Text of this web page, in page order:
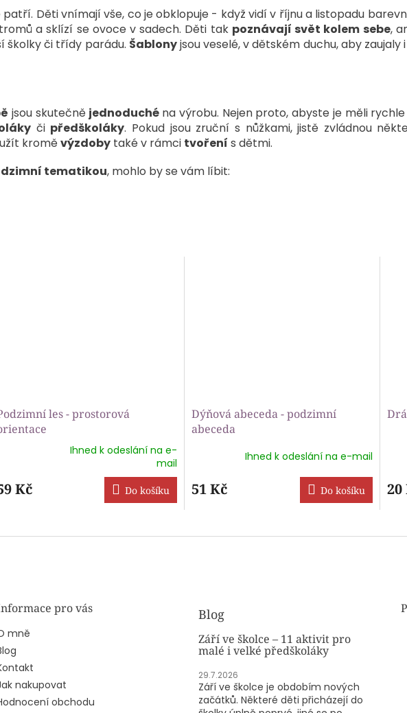
les - prostorová
Ihned k odeslání na e-
mail
Kč Do košíku
Dýňová abeceda - podzimní
abeceda
Ihned k odeslání na e-mail
51 Kč Do košíku 20
Děti vnímají vše, co je obklopuje - když vidí v říjnu a listopadu
a sklízí se ovoce v sadech. Děti tak poznávají svět kolem sebe,
školky či třídy parádu. Šablonyjsou veselé, v dětském duchu, aby
jsou skutečně jednoduché na výrobu. Nejen proto, abyste je měli
či předškoláky. Pokud jsou zruční s nůžkami, jistě zvládnou
kroměvýzdoby také v rámci tvoření s dětmi.
tematikou, mohlo by se vám líbit:
pro vás
mně
nakupovat
obchodu
Blog
Září ve školce – 11 aktivit pro
malé i velké předškoláky
29.7.2026
Září ve školce je obdobím nových
začátků. Některé děti přicházejí do